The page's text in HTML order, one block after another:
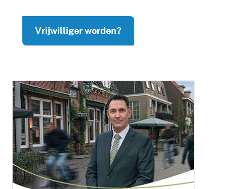
Vrijwilliger worden?